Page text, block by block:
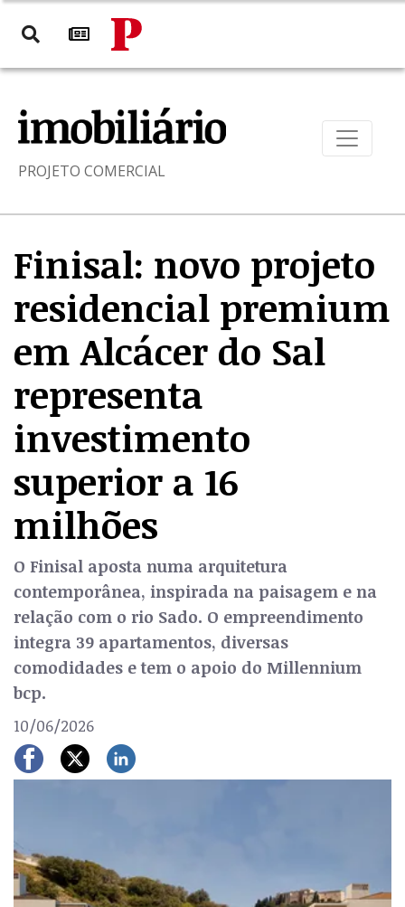
PROJETO COMERCIAL
Finisal: novo projeto
residencial premium
em Alcácer do Sal
representa
investimento
superior a 16
milhões
O Finisal aposta numa arquitetura
contemporânea, inspirada na paisagem e na
relação com o rio Sado. O empreendimento
integra 39 apartamentos, diversas
comodidades e tem o apoio do Millennium
bcp.
10/06/2026